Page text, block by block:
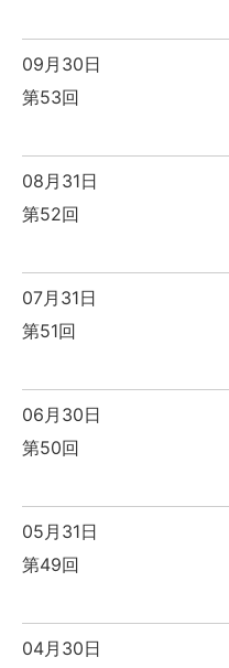
09月30日
第53回
08月31日
第52回
07月31日
第51回
06月30日
第50回
05月31日
第49回
04月30日